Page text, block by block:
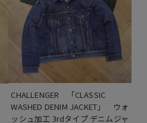
CHALLENGER　「CLASSIC
WASHED DENIM JACKET」　ウォ
ッシュ加工 3rdタイプ デニムジャ